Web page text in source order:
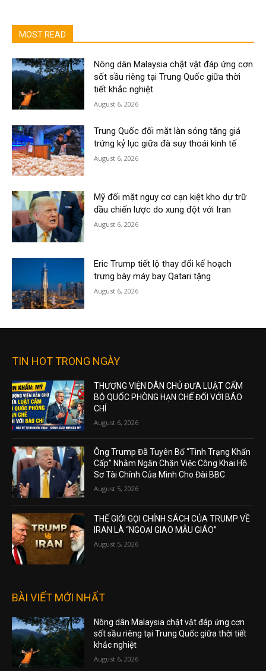
MOST READ
Nông dân Malaysia chật vật đáp ứng cơn
sốt sầu riêng tại Trung Quốc giữa thời
tiết khắc nghiệt
August 6, 2026
Trung Quốc đối mặt làn sóng tăng giá
trứng kỷ lục giữa đà suy thoái kinh tế
August 6, 2026
Mỹ đối mặt nguy cơ cạn kiệt kho dự trữ
dầu chiến lược do xung đột với Iran
August 6, 2026
Eric Trump tiết lộ thay đổi kế hoạch
trưng bày máy bay Qatari tặng
August 6, 2026
TIN HOT TRONG NGÀY
THƯỢNG VIỆN DÂN CHỦ ĐƯA LUẬT CẤM
BỘ QUỐC PHÒNG HẠN CHẾ ĐỐI VỚI BÁO
CHÍ
August 6, 2026
Ông Trump Đã Tuyên Bố “Tình Trạng Khẩn
Cấp” Nhằm Ngăn Chặn Việc Công Khai Hồ
Sơ Tài Chính Của Mình Cho Đài BBC
August 5, 2026
THẾ GIỚI GỌI CHÍNH SÁCH CỦA TRUMP VỀ
IRAN LÀ “NGOẠI GIAO MẪU GIÁO”
August 5, 2026
BÀI VIẾT MỚI NHẤT
Nông dân Malaysia chật vật đáp ứng cơn
sốt sầu riêng tại Trung Quốc giữa thời tiết
khắc nghiệt
August 6, 2026